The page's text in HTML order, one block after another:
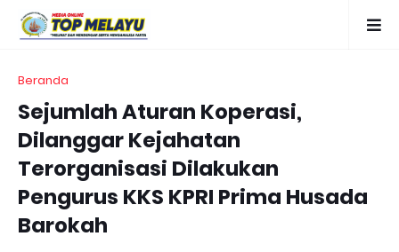
Beranda
Sejumlah Aturan Koperasi,
Dilanggar Kejahatan
Terorganisasi Dilakukan
Pengurus KKS KPRI Prima Husada
Barokah